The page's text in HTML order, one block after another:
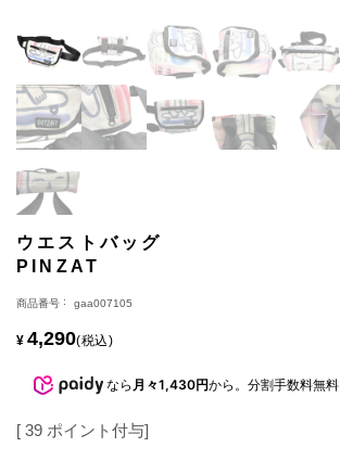
ウエストバッグ
PINZAT
商品番号 gaa007105
¥ 4,290 税込
なら 月々1,430円から。分割手数料無料
[ 39 ポイント付与]